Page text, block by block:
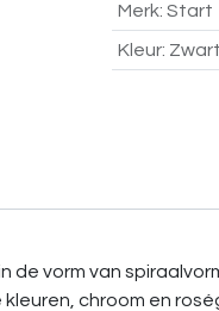
Merk: Start
Kleur: Zwart
de vorm van
chroom en